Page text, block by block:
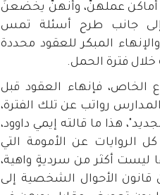
أماكن عملهنّ، وأنهنّ يخضعنَ
إلى جانب طرح أسئلة تمس
المبكر للعقود محددة
خلال فترة الحمل.
الخاص، فإنهاء العقود قبل
رواتب عن تلك الفترة،
هذا ما قالته إيمي داوود،
الروايات عن الأمومة التي
ليست أكثر من سرديةٍ واهية،
الأحوال الشخصية إلى